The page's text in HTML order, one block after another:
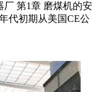
厂 第1章 磨煤机的安
代初期从美国CE公